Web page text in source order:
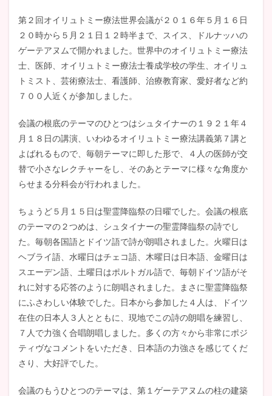
第２回オイリュトミー療法世界会議が２０１６年５月１６日
２０時から５月２１日１２時半まで、スイス、ドルナッハの
ゲーテアヌムで開かれました。世界中のオイリュトミー療法
士、医師、オイリュトミー療法士養成学校の学生、オイリュ
トミスト、芸術療法士、看護師、治療教育家、愛好者など約
７００人近くが参加しました。
会議の根底のテーマのひとつはシュタイナーの１９２１年４
月１８日の講演、いわゆるオイリュトミー療法講義第７講と
よばれるもので、毎朝テーマに即した形で、４人の医師が交
替で小さなレクチャーをし、そのあとテーマに様々な角度か
らせまる分科会が行われました。
ちょうど５月１５日は聖霊降臨祭の日曜でした。会議の根底
のテーマの２つめは、シュタイナーの聖霊降臨祭の詩でし
た。毎朝各国語とドイツ語で詩が朗唱されました。火曜日は
ヘブライ語、水曜日はチェコ語、木曜日は日本語、金曜日は
スエーデン語、土曜日はポルトガル語で、毎朝ドイツ語がそ
れに対する応答のように朗唱されました。まさに聖霊降臨祭
にふさわしい体験でした。日本から参加した４人は、ドイツ
在住の日本人３人とともに、現地でこの詩の朗唱を練習し、
７人で力強く合唱朗唱しました。多くの方々から非常にポジ
ティヴなコメントをいただき、日本語の力強さを感じてくだ
さり、大好評でした。
会議のもうひとつのテーマは、第１ゲーテアヌムの柱の建築